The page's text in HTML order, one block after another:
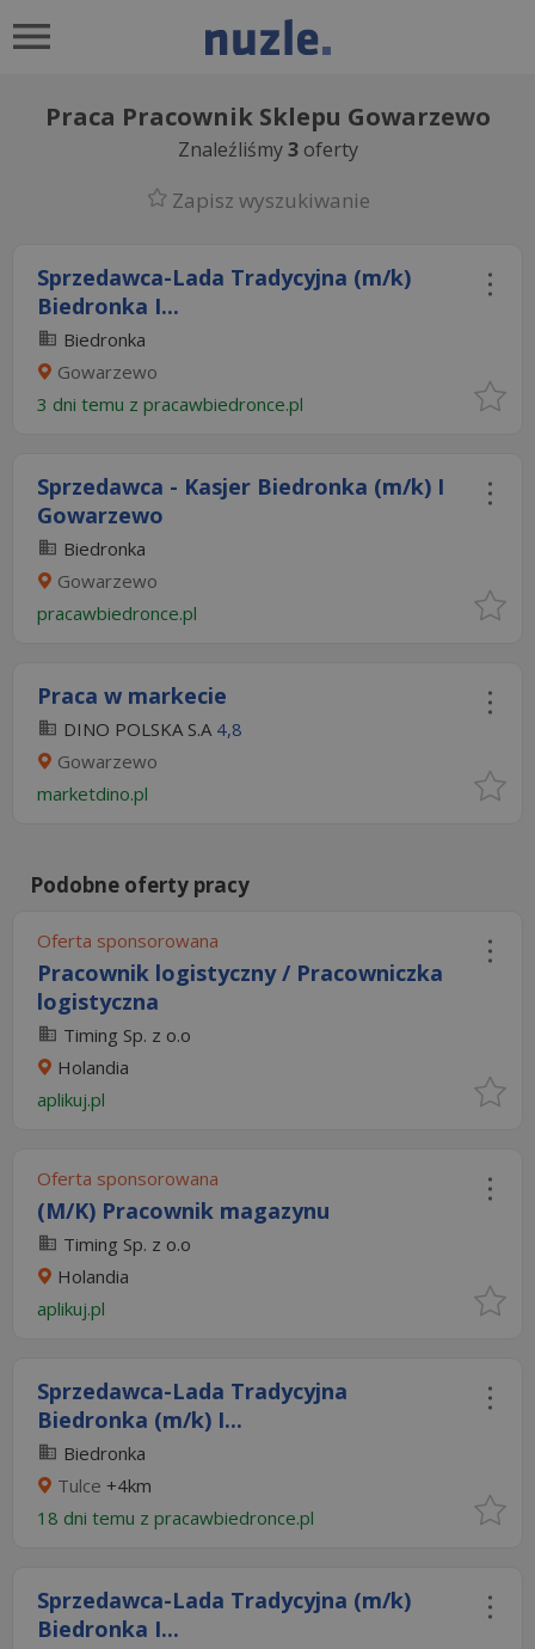
Praca Pracownik Sklepu Gowarzewo
Znaleźliśmy3oferty
Zapisz wyszukiwanie
Sprzedawca-Lada Tradycyjna (m/k)
Biedronka I...
Biedronka
Gowarzewo
3 dni temu z pracawbiedronce.pl
Sprzedawca - Kasjer Biedronka (m/k) I
Gowarzewo
Biedronka
Gowarzewo
pracawbiedronce.pl
Praca w markecie
DINO POLSKA S.A 4,8
Gowarzewo
marketdino.pl
Podobne oferty pracy
Oferta sponsorowana
Pracownik logistyczny / Pracowniczka
logistyczna
Timing Sp. z o.o
Holandia
aplikuj.pl
Oferta sponsorowana
(M/K) Pracownik magazynu
Timing Sp. z o.o
Holandia
aplikuj.pl
Sprzedawca-Lada Tradycyjna
Biedronka (m/k) I...
Biedronka
Tulce +4km
18 dni temu z pracawbiedronce.pl
Sprzedawca-Lada Tradycyjna (m/k)
Biedronka I...